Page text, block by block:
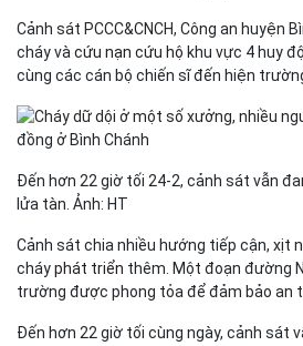
Cảnh sát PCCC&CNCH, Công an huyện
cháy và cứu nạn cứu hộ khu vực 4 huy
cùng các cán bộ chiến sĩ đến hiện
Đến hơn 22 giờ tối 24-2, cảnh sát vẫn
lửa tàn. Ảnh: HT
Cảnh sát chia nhiều hướng tiếp cận, xịt
cháyphát triển thêm. Một đoạn đường
trường được phong tỏa để đảm bảo an
Đến hơn 22 giờ tối cùng ngày, cảnh sát